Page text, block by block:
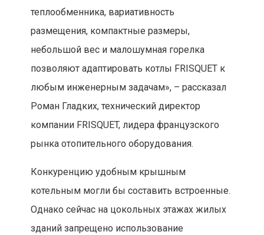
теплообменника, вариативность
размещения, компактные размеры,
небольшой вес и малошумная горелка
позволяют адаптировать котлы FRISQUET к
любым инженерным задачам», – рассказал
Роман Гладких, технический директор
компании FRISQUET, лидера французского
рынка отопительного оборудования.
Конкуренцию удобным крышным
котельным могли бы составить встроенные.
Однако сейчас на цокольных этажах жилых
зданий запрещено использование